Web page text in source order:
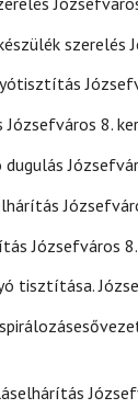
szerelés
Józsefváros 8.
Józsefváros
tisztítása.